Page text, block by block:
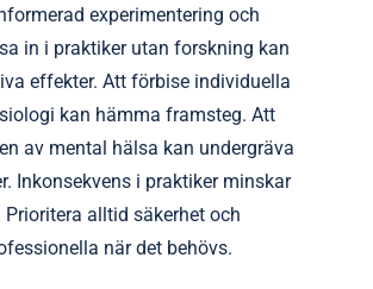
experimentering och
in i praktiker utan forskning kan
effekter. Att förbise individuella
kan hämma framsteg. Att
av mental hälsa kan undergräva
Inkonsekvens i praktiker minskar
alltid säkerhet och
när det behövs.